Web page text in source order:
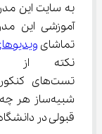
به سایت این
تماشای
شبیه‌ساز
قبولی در